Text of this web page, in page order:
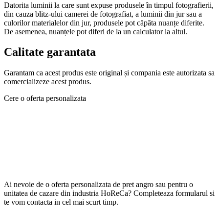
Datorita luminii la care sunt expuse produsele în timpul fotografierii,
din cauza blitz-ului camerei de fotografiat, a luminii din jur sau a
culorilor materialelor din jur, produsele pot căpăta nuanțe diferite.
De asemenea, nuanțele pot diferi de la un calculator la altul.
Calitate garantata
Garantam ca acest produs este original și compania este autorizata sa
comercializeze acest produs.
Cere o oferta personalizata
Ai nevoie de o oferta personalizata de pret angro sau pentru o
unitatea de cazare din industria HoReCa? Completeaza formularul si
te vom contacta in cel mai scurt timp.